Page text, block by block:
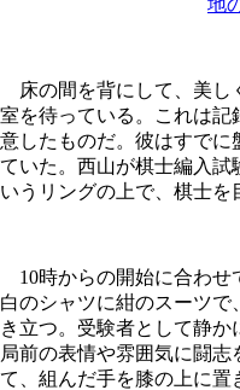
床の間を背にして、美し
室を待っている。これは記
意したものだ。彼はすでに
ていた。西山が棋士編入試
いうリングの上で、棋士を
10時からの開始に合わせ
白のシャツに紺のスーツで
き立つ。受験者として静
局前の表情や雰囲気に闘
て、組んだ手を膝の上に